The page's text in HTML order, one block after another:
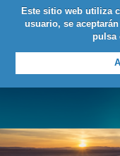
Este sitio web utiliza
usuario, se
pulsa